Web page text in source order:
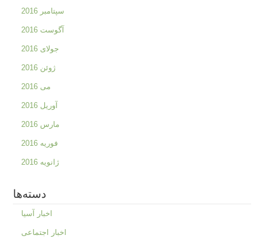
سپتامبر 2016
آگوست 2016
جولای 2016
ژوئن 2016
می 2016
آوریل 2016
مارس 2016
فوریه 2016
ژانویه 2016
دسته‌ها
اخبار آسیا
اخبار اجتماعی